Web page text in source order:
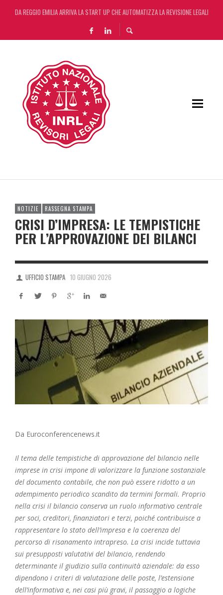
DA REGGIO EMILIA ARRIVA LA START UP CHE AUTOMATIZZA LA REVISIONE LEGALE
L’ERRORE CONTABILE NON RILEVANTE NEL BILANCIO “ALLONTANA” LA CONTESTAZIONE
DECRETO OMNIBUS: CON IL CONCORDATO UNO ‘SCUDO’ FISCALE DI 4 ANNI
NOTIZIE RASSEGNA STAMPA
CRISI D’IMPRESA: LE TEMPISTICHE
PER L’APPROVAZIONE DEI BILANCI
UFFICIO STAMPA 10 GIUGNO 2026
Da Euroconferencenews.it
Il tema delle tempistiche di approvazione del bilancio nelle
imprese in crisi impone di valorizzare la funzione sostanziale
del documento contabile, che non può essere ridotto a un
adempimento periodico scandito da termini formali. Proprio
nella crisi il bilancio conserva un ruolo informativo centrale
per soci, creditori, finanziatori e terzi, poiché contribuisce a
rappresentare lo stato dell’impresa e la coerenza del
percorso di risanamento intrapreso. La crisi incide tuttavia
sui presupposti valutativi del bilancio, rendendo
determinante il giudizio sulla continuità aziendale: da esso
dipendono i criteri di valutazione delle poste, l’estensione
dell’informativa e, nei casi più gravi, il passaggio a logiche